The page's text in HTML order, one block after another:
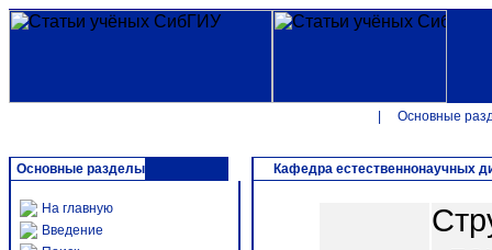
Основные
Основные разделы
На главную
Введение
Кафедра естественнонаучных